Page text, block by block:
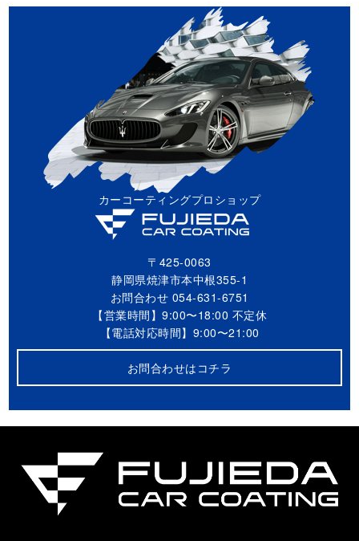
カーコーティングプロショップ
〒425-0063
静岡県焼津市本中根355-1
お問合わせ 054-631-6751
【営業時間】9:00〜18:00 不定休
【電話対応時間】9:00〜21:00
お問合わせはコチラ